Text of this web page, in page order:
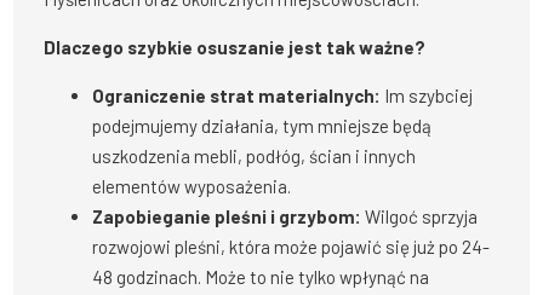
Dlaczego szybkie osuszanie jest tak ważne?
Ograniczenie strat materialnych: Im szybciej
podejmujemy działania, tym mniejsze będą
uszkodzenia mebli, podłóg, ścian i innych
elementów wyposażenia.
Zapobieganie pleśni i grzybom: Wilgoć sprzyja
rozwojowi pleśni, która może pojawić się już po 24-
48 godzinach. Może to nie tylko wpłynąć na